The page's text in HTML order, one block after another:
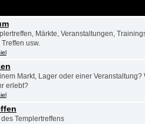
Märkte, Veranstaltungen,
usw.
Markt, Lager oder einer
erlebt?
Templertreffens